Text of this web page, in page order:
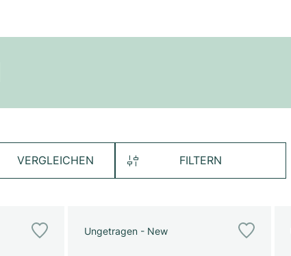
VERGLEICHEN FILTERN
Ungetragen - New